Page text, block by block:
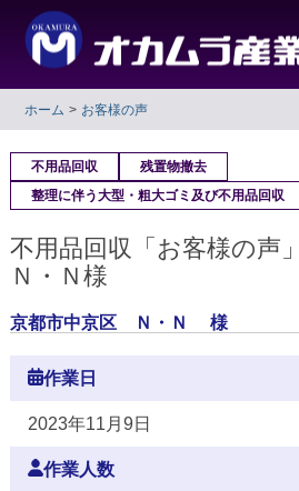
ホーム お客様の声
不用品回収
残置物撤去
整理に伴う大型・粗大ゴミ及び不用品回収
不用品回収「お客様の声
Ｎ・Ｎ様
京都市中京区 Ｎ・Ｎ 様
作業日
2023年11月9日
作業人数